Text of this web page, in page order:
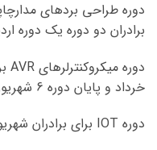
دوره طراحی بردهای
برادران دو دوره یک دوره اردیبهشت 1402 یک دوره
خرداد و پایان دوره 6 شهریور 1402
دوره IOT برای برادران شهریور 1402